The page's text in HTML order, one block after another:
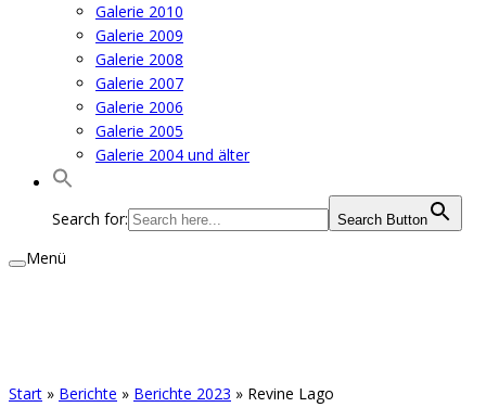
Galerie 2010
Galerie 2009
Galerie 2008
Galerie 2007
Galerie 2006
Galerie 2005
Galerie 2004 und älter
Search for: Search Button
Menü
Start » Berichte » Berichte 2023 » Revine Lago